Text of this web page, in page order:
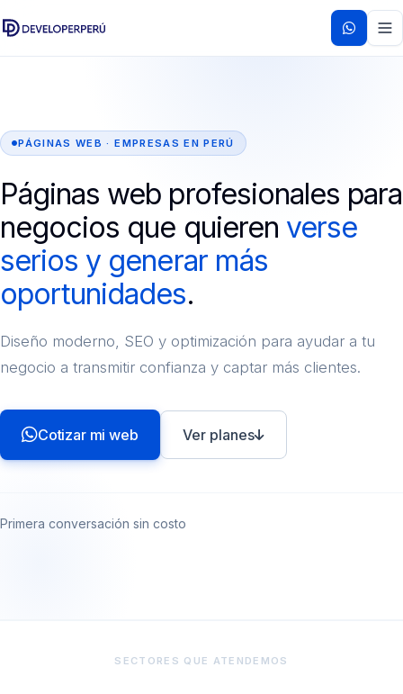
PÁGINAS WEB · EMPRESAS EN PERÚ
Páginas web profesionales para
negocios que quieren verse
serios y generar más
oportunidades.
Diseño moderno, SEO y optimización para ayudar a tu
negocio a transmitir confianza y captar más clientes.
Cotizar mi web Ver planes
Primera conversación sin costo
SECTORES QUE ATENDEMOS